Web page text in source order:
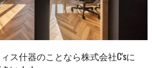
ス什器のことなら株式会社C'sに